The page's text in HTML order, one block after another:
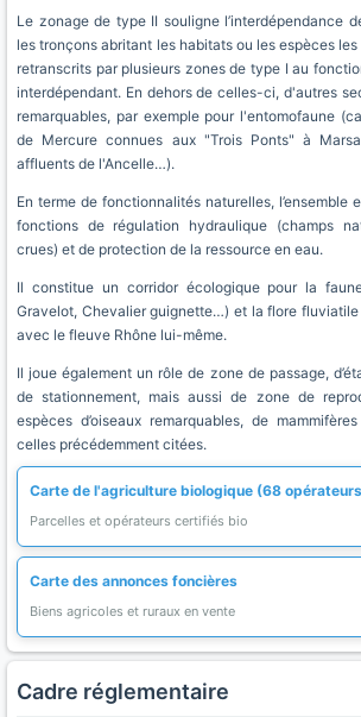
Le zonage de type II souligne l’interdépendance
les tronçons abritant les habitats ou les espèces
retranscrits par plusieurs zones de type I au
interdépendant. En dehors de celles-ci, d'autres
remarquables, par exemple pour l'entomofaune
de Mercure connues aux "Trois Ponts" à
affluents de l'Ancelle…).
En terme de fonctionnalités naturelles, l’ensemble
fonctions de régulation hydraulique (champs
crues) et de protection de la ressource en eau.
Il constitue un corridor écologique pour la
Gravelot, Chevalier guignette…) et la flore fluviatile
avec le fleuve Rhône lui-même.
Il joue également un rôle de zone de passage,
de stationnement, mais aussi de zone de
espèces d’oiseaux remarquables, de
celles précédemment citées.
Carte de l'agriculture biologique (68
Parcelles et opérateurs certifiés bio
Carte des annonces foncières
Biens agricoles et ruraux en vente
Cadre réglementaire